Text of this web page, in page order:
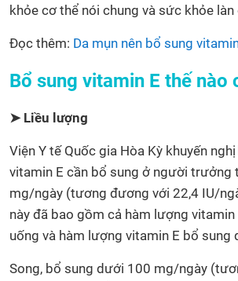
khỏe cơ thể nói chung và sức khỏe làn
Đọc thêm: Da mụn nên bổ sung
Bổ sung vitamin E thế nào
➤ Liều lượng
Viện Y tế Quốc gia Hòa Kỳ khuyến
vitamin E cần bổ sung ở người trưởng
mg/ngày (tương đương với 22,4 IU/
này đã bao gồm cả hàm lượng
uống và hàm lượng vitamin E bổ sung
Song, bổ sung dưới 100 mg/ngày